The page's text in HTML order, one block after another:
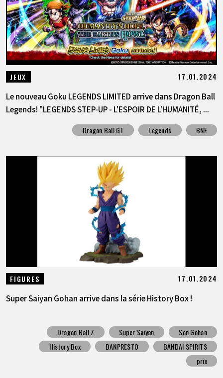
JEUX 17.01.2024
Le nouveau Goku LEGENDS LIMITED arrive dans Dragon Ball
Legends! "LEGENDS STEP-UP - L'ESPOIR DE L'HUMANITÉ, ...
Dragon Ball GT Legends BNE
FIGURES 17.01.2024
Super Saiyan Gohan arrive dans la série History Box !
Dragon Ball Z Super Saiyan
Son Gohan
History Box
BANPRESTO
BANDAI SPIRITS
prix